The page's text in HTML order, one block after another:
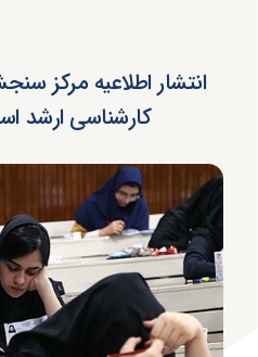
انتشار اطلاعیه
کارشناسی ارشد